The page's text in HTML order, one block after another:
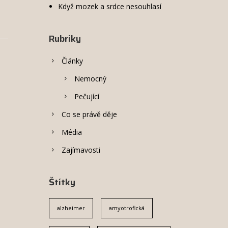
Když mozek a srdce nesouhlasí
Rubriky
Články
Nemocný
Pečující
Co se právě děje
Média
Zajímavosti
Štítky
alzheimer amyotrofická